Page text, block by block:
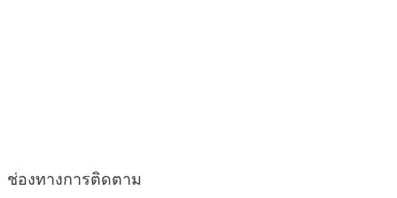
ช่องทางการติดตาม